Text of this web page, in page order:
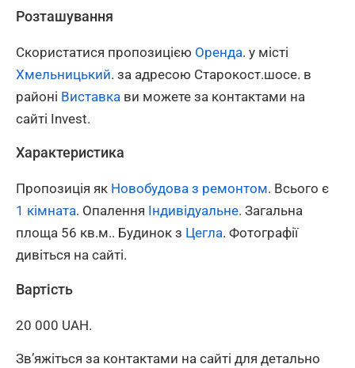
Розташування
Скористатися пропозицією Оренда. у місті
Хмельницький. за адресою Старокост.шосе. в
районі Виставка ви можете за контактами на
сайті Invest.
Характеристика
Пропозиція як Новобудова з ремонтом. Всього є
1 кімната. Опалення Індивідуальне. Загальна
площа 56 кв.м.. Будинок з Цегла. Фотографії
дивіться на сайті.
Вартість
20 000 UAH.
Зв’яжіться за контактами на сайті для детально